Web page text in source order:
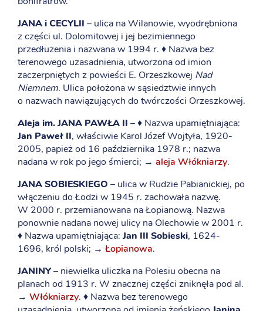
JANA i CECYLII – ulica na Wilanowie, wyodrębniona
z części ul. Dolomitowej i jej bezimiennego
przedłużenia i nazwana w 1994 r. ♦ Nazwa bez
terenowego uzasadnienia, utworzona od imion
zaczerpniętych z powieści E. Orzeszkowej Nad
Niemnem. Ulica położona w sąsiedztwie innych
o nazwach nawiązujących do twórczości Orzeszkowej.
Aleja im. JANA PAWŁA II – ♦ Nazwa upamiętniająca:
Jan Paweł II, właściwie Karol Józef Wojtyła, 1920-
2005, papież od 16 października 1978 r.; nazwa
nadana w rok po jego śmierci; → aleja Włókniarzy.
JANA SOBIESKIEGO – ulica w Rudzie Pabianickiej, po
włączeniu do Łodzi w 1945 r. zachowała nazwę.
W 2000 r. przemianowana na Łopianową. Nazwa
ponownie nadana nowej ulicy na Olechowie w 2001 r.
♦ Nazwa upamiętniająca:Jan III Sobieski, 1624-
1696, król polski; → Łopianowa.
JANINY– niewielka uliczka na Polesiu obecna na
planach od 1913 r. W znacznej części zniknęła pod al.
→ Włókniarzy. ♦ Nazwa bez terenowego